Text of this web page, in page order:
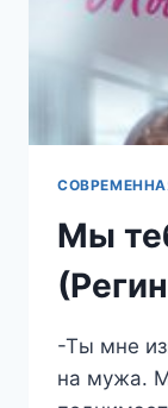
Мы
-Ты мне
на мужа.